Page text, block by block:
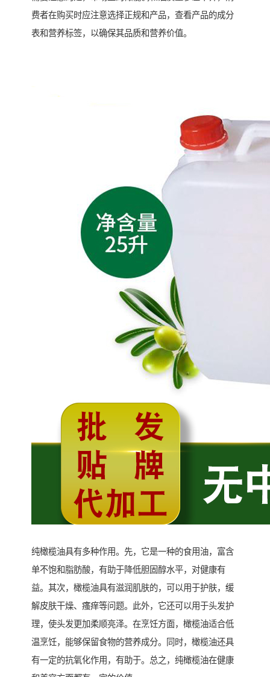
费者在购买时应注意选择正规和产品，查看产品的成分
表和营养标签，以确保其品质和营养价值。
纯橄榄油具有多种作用。先，它是一种的食用油，富含
单不饱和脂肪酸，有助于降低胆固醇水平，对健康有
益。其次，橄榄油具有滋润肌肤的，可以用于护肤，缓
解皮肤干燥、瘙痒等问题。此外，它还可以用于头发护
理，使头发更加柔顺亮泽。在烹饪方面，橄榄油适合低
温烹饪，能够保留食物的营养成分。同时，橄榄油还具
有一定的抗氧化作用，有助于。总之，纯橄榄油在健康